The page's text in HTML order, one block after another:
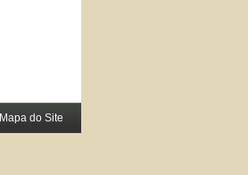
Mapa do Site